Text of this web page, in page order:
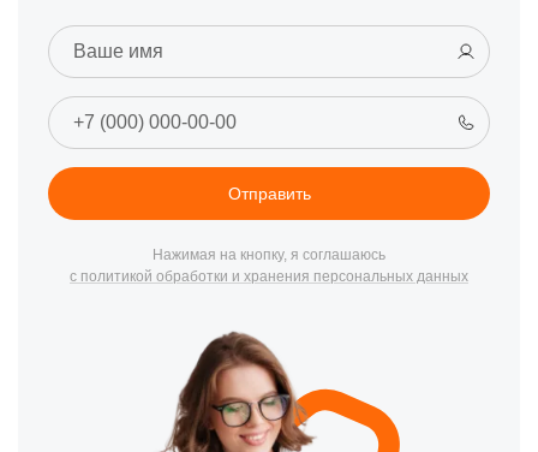
Отправить
Нажимая на кнопку, я соглашаюсь
с политикой обработки и хранения персональных данных